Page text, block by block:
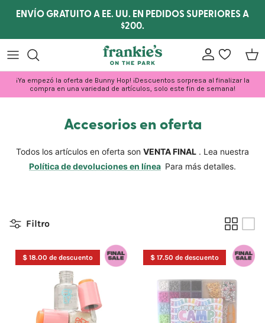
Ir al contenido
ENVÍO GRATUITO A EE. UU. EN PEDIDOS SUPERIORES A
$200.
Cuentalista de
¡Ya empezó la oferta de Bunny Hop! ¡Descuentos sorpresa al finalizar la
compra en una variedad de artículos, solo este fin de semana!
Accesorios en oferta
Todos los artículos en oferta son VENTA FINAL . Lea nuestra
Política de devoluciones en línea Para más detalles.
Filtro
$ 18.00 de descuento $ 17.50 de descuento